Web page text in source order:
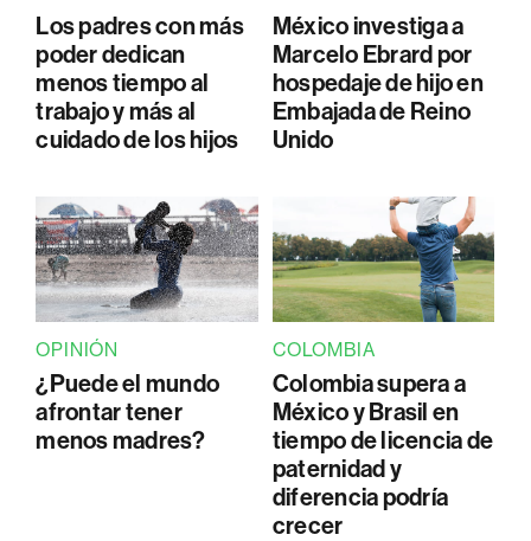
Los padres con más
poder dedican
menos tiempo al
trabajo y más al
cuidado de los hijos
México investiga a
Marcelo Ebrard por
hospedaje de hijo en
Embajada de Reino
Unido
OPINIÓN
¿Puede el mundo
afrontar tener
menos madres?
COLOMBIA
Colombia supera a
México y Brasil en
tiempo de licencia de
paternidad y
diferencia podría
crecer